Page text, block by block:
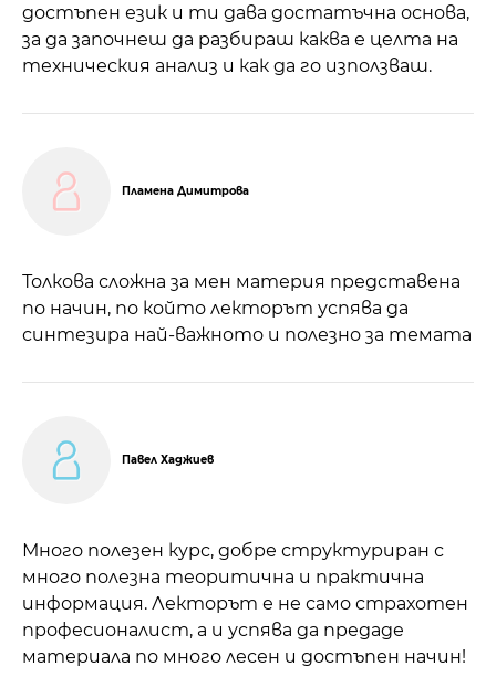
достъпен език и ти дава достатъчна основа,
за да започнеш да разбираш каква е целта на
техническия анализ и как да го използваш.
Пламена Димитрова
Толкова сложна за мен материя представена
по начин, по който лекторът успява да
синтезира най-важното и полезно за темата
Павел Хаджиев
Много полезен курс, добре структуриран с
много полезна теоритична и практична
информация. Лекторът е не само страхотен
професионалист, а и успява да предаде
материала по много лесен и достъпен начин!